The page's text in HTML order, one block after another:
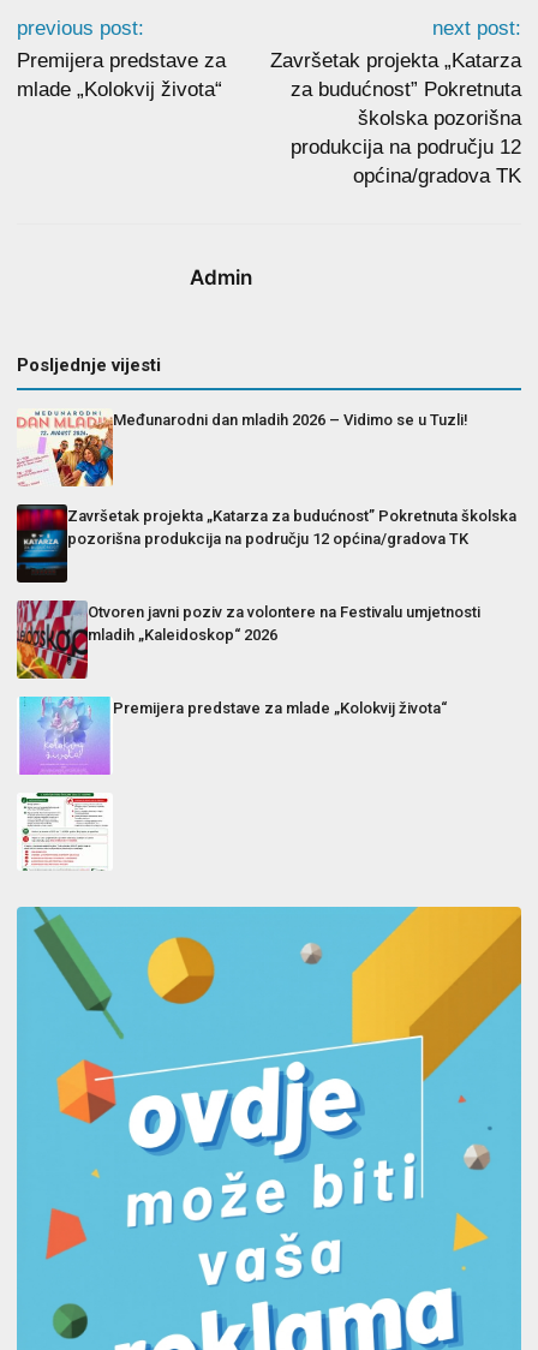
previous post:
Premijera predstave za
mlade „Kolokvij života“
next post:
Završetak projekta „Katarza
za budućnost” Pokretnuta
školska pozorišna
produkcija na području 12
općina/gradova TK
Admin
Posljednje vijesti
Međunarodni dan mladih 2026 – Vidimo se u Tuzli!
Završetak projekta „Katarza za budućnost” Pokretnuta školska
pozorišna produkcija na području 12 općina/gradova TK
Otvoren javni poziv za volontere na Festivalu umjetnosti
mladih „Kaleidoskop“ 2026
Premijera predstave za mlade „Kolokvij života“